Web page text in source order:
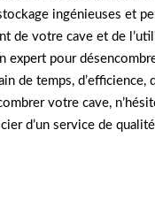
ingénieuses et
de votre cave et de
expert pour
de temps,
votre cave,
d’un service de